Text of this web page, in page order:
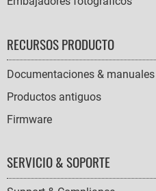
RECURSOS PRODUCTO
Documentaciones & manuales
Productos antiguos
Firmware
SERVICIO & SOPORTE